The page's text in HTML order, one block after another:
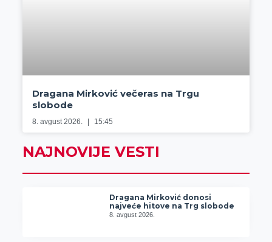
Dragana Mirković večeras na Trgu
slobode
8. avgust 2026. 15:45
NAJNOVIJE VESTI
Dragana Mirković donosi
najveće hitove na Trg slobode
8. avgust 2026.